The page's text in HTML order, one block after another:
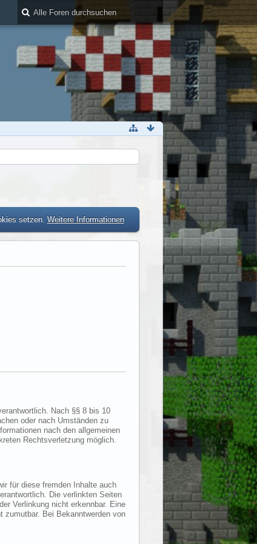
setzen. Weitere Informationen